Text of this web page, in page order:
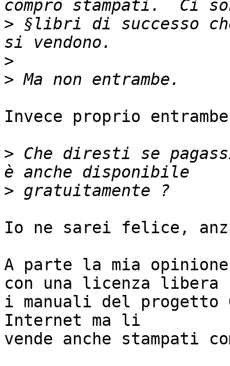
> §libri di successo
>
>
Invece proprio
> Che diresti se
>
Io ne sarei felice,
A parte la mia
con una licenza libera
i manuali del progetto
Internet ma li
vende anche stampati